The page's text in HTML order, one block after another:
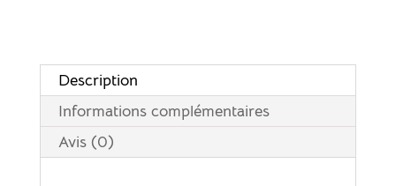
Description
Informations complémentaires
Avis (0)